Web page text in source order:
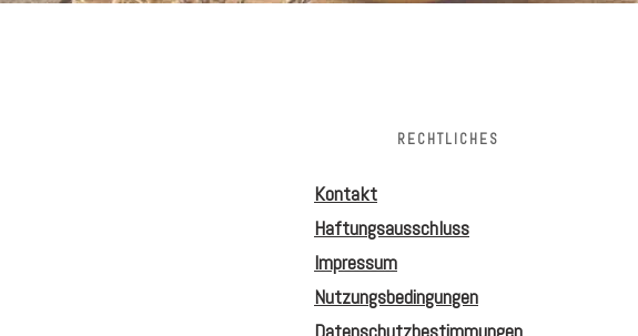
RECHTLICHES
Kontakt
Haftungsausschluss
Impressum
Nutzungsbedingungen